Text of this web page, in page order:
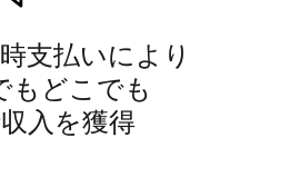
支払いにより
もどこでも
入を獲得